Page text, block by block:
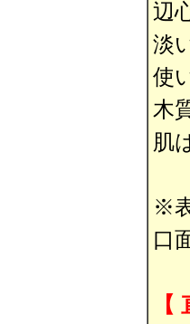
辺
淡
使
木
肌
※
口